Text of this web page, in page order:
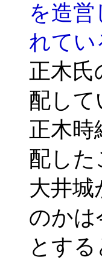
を造営
れてい
正木氏
配して
正木時
配し
大井城
のかは
とする